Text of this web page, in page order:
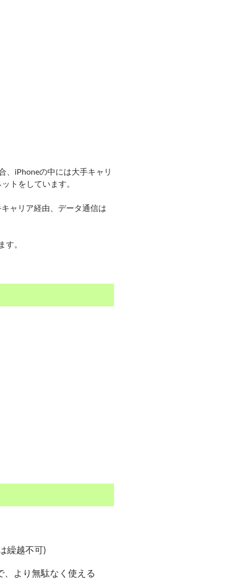
、iPhoneの中には大手キャリ
トをしています。
ャリア経由、データ通信は
す。
繰越不可)
、より無駄なく使える